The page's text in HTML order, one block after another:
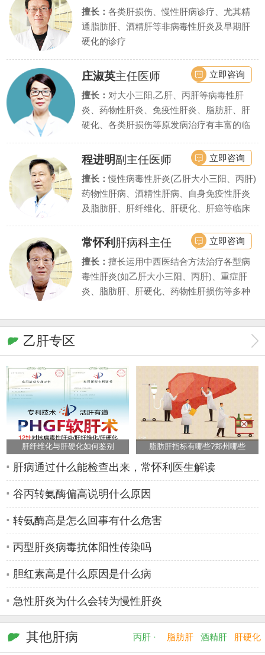
擅长： 各类肝损伤、慢性肝病诊疗、尤其精
通脂肪肝、酒精肝等非病毒性肝炎及早期肝
硬化的诊疗
庄淑英主任医师
擅长： 对大小三阳,乙肝、丙肝等病毒性肝
炎、药物性肝炎、免疫性肝炎、脂肪肝、肝
硬化、各类肝损伤等原发病治疗有丰富的临
并发症.
立即咨询
程进明副主任医师
擅长：慢性病毒性肝炎(乙肝大小三阳、丙肝)
药物性肝病、酒精性肝病、自身免疫性肝炎
及脂肪肝、肝纤维化、肝硬化、肝癌等临床
立即咨询
常怀利 肝病科主任
擅长： 擅长运用中西医结合方法治疗各型病
毒性肝炎(如乙肝大小三阳、丙肝)、重症肝
炎、脂肪肝、肝硬化、药物性肝损伤等多种
化治疗.
立即咨询
乙肝专区
肝纤维化与肝硬化如何鉴别 脂肪肝指标有哪些?郑州哪些
肝病通过什么能检查出来，常怀利医生解读
谷丙转氨酶偏高说明什么原因
转氨酶高是怎么回事有什么危害
丙型肝炎病毒抗体阳性传染吗
胆红素高是什么原因是什么病
急性肝炎为什么会转为慢性肝炎
其他肝病 丙肝 · 脂肪肝 酒精肝 肝硬化